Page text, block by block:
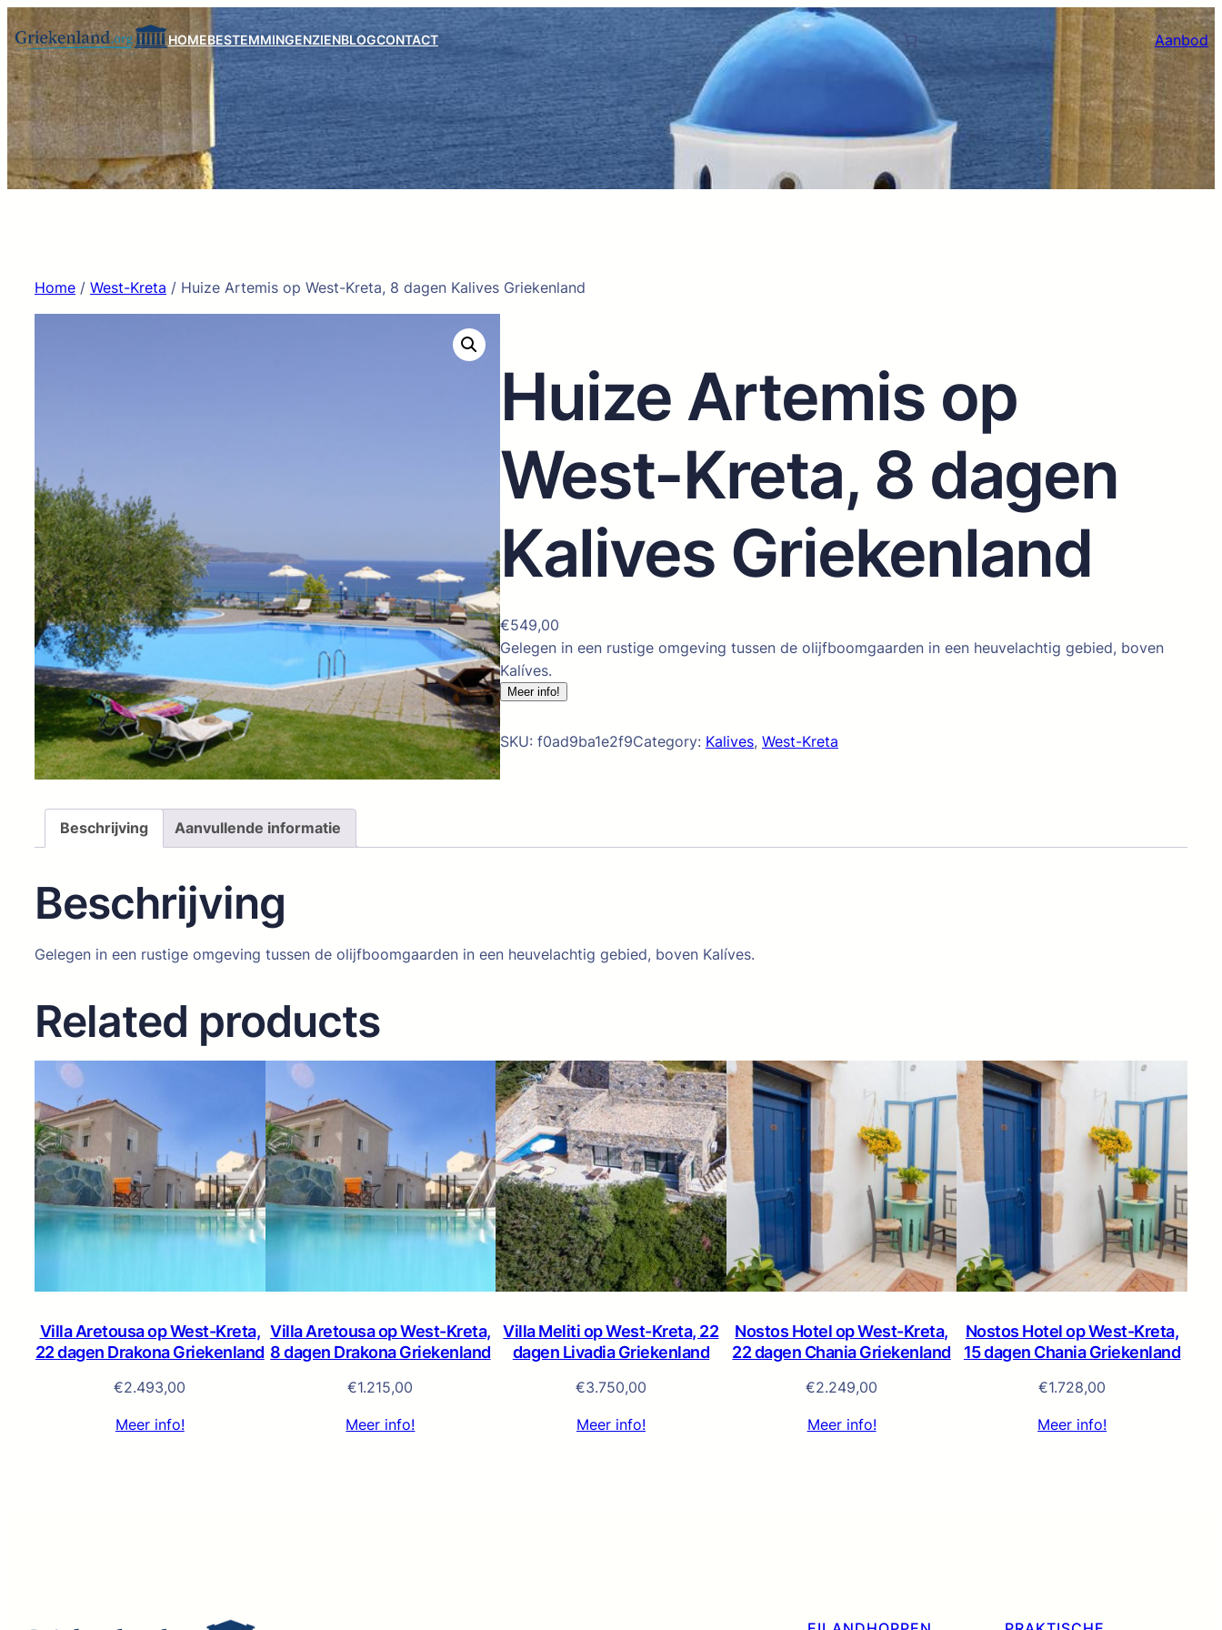
Ga
naar
de
inhoud
HOMEBESTEMMINGENZIENBLOGCONTACT Aanbod
Home / West-Kreta / Huize Artemis op West-Kreta, 8 dagen Kalives Griekenland
Huize Artemis op
West-Kreta, 8 dagen
Kalives Griekenland
€549,00
Gelegen in een rustige omgeving tussen de olijfboomgaarden in een heuvelachtig gebied, boven
Kalíves.
Meer info!
SKU: f0ad9ba1e2f9Category: Kalives, West-Kreta
Beschrijving Aanvullende informatie
Beschrijving
Gelegen in een rustige omgeving tussen de olijfboomgaarden in een heuvelachtig gebied, boven Kalíves.
Related products
Villa Aretousa op West-Kreta,
22 dagen Drakona Griekenland
€2.493,00
Meer info!
Villa Aretousa op West-Kreta,
8 dagen Drakona Griekenland
€1.215,00
Meer info!
Villa Meliti op West-Kreta, 22
dagen Livadia Griekenland
€3.750,00
Meer info!
Nostos Hotel op West-Kreta,
22 dagen Chania Griekenland
€2.249,00
Meer info!
Nostos Hotel op West-Kreta,
15 dagen Chania Griekenland
€1.728,00
Meer info!